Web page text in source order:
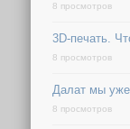
8 просмотров
3D-печать.
8 просмотров
Далат мы уже
8 просмотров